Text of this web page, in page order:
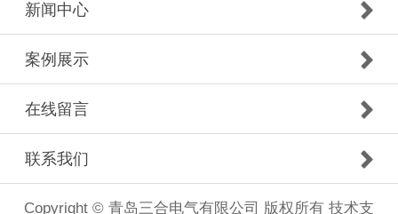
新闻中心
案例展示
在线留言
联系我们
Copyright © 青岛三合电气有限公司 版权所有 技术支